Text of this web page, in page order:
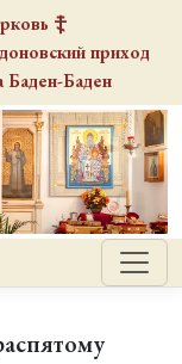
приход
Баден-Баден